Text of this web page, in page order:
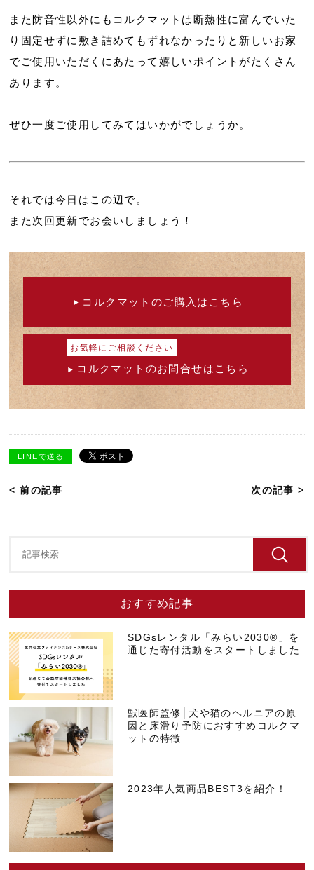
また防音性以外にもコルクマットは断熱性に富んでいた
り固定せずに敷き詰めてもずれなかったりと新しいお家
でご使用いただくにあたって嬉しいポイントがたくさん
あります。
ぜひ一度ご使用してみてはいかがでしょうか。
それでは今日はこの辺で。
また次回更新でお会いしましょう！
コルクマットのご購入はこちら
お気軽にご相談ください
コルクマットのお問合せはこちら
LINEで送る
< 前の記事 次の記事 >
おすすめ記事
SDGsレンタル「みらい2030®」を
通じた寄付活動をスタートしました
獣医師監修│犬や猫のヘルニアの原
因と床滑り予防におすすめコルクマ
ットの特徴
2023年人気商品BEST3を紹介！